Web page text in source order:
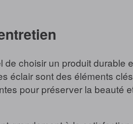
choisir un produit durable
éclair sont des éléments
pour préserver la beauté